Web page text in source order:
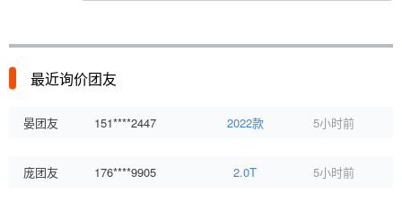
最近询价团友
庞团友 176****9905